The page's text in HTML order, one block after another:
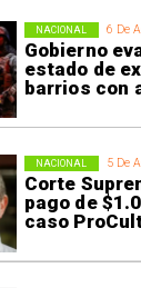
6 De
Gobierno
estado de
barrios con
NACIONAL
5 De
Corte
pago de
caso
NACIONAL